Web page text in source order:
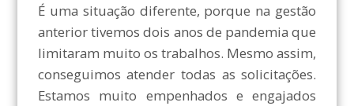
É uma situação diferente, porque na gestão
anterior tivemos dois anos de pandemia que
limitaram muito os trabalhos. Mesmo assim,
conseguimos atender todas as solicitações.
Estamos muito empenhados e engajados